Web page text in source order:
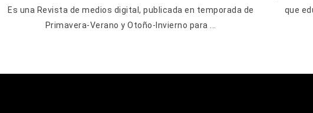
Es una Revista de medios digital, publicada en temporada de
Primavera-Verano y Otoño-Invierno para ...
que